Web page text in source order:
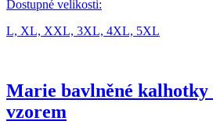
Dostupné velikosti:
L, XL, XXL, 3XL, 4XL, 5XL
Marie bavlněné kalhotky
vzorem